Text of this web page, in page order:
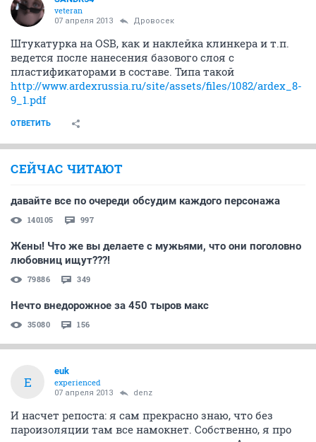
veteran
07 апреля 2013 Дровосек
Штукатурка на OSB, как и наклейка клинкера и т.п.
ведется после нанесения базового слоя с
пластификаторами в составе. Типа такой
http://www.ardexrussia.ru/site/assets/files/1082/ardex_8-
9_1.pdf
ОТВЕТИТЬ
СЕЙЧАС ЧИТАЮТ
давайте все по очереди обсудим каждого персонажа
140105 997
Жены! Что же вы делаете с мужьями, что они поголовно
любовниц ищут???!
79886 349
Нечто внедорожное за 450 тыров макс
35080 156
E
euk
experienced
07 апреля 2013 denz
И насчет репоста: я сам прекрасно знаю, что без
пароизоляции там все намокнет. Собственно, я про